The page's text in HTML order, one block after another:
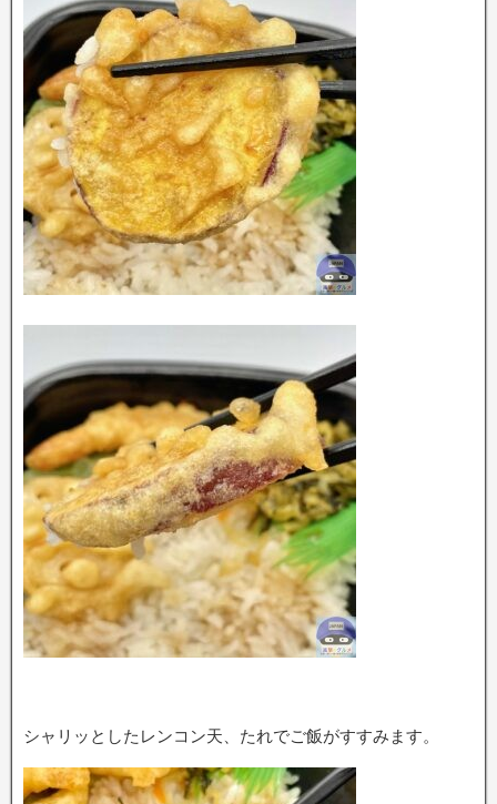
シャリッとしたレンコン天、たれでご飯がすすみます。